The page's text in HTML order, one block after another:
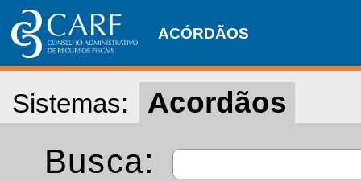
ACÓRDÃOS
Sistemas: Acordãos
Busca: